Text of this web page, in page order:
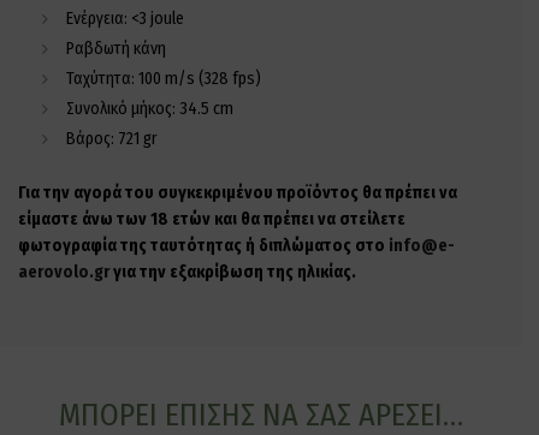
Ενέργεια: <3 joule
Ραβδωτή κάνη
Ταχύτητα: 100 m/s (328 fps)
Συνολικό μήκος: 34.5 cm
Βάρος: 721 gr
Για την αγορά του συγκεκριμένου προϊόντος θα πρέπει να
είμαστε άνω των 18 ετών και θα πρέπει να στείλετε
φωτογραφία της ταυτότητας ή διπλώματος στο info@e-
aerovolo.grγια την εξακρίβωση της ηλικίας.
ΜΠΟΡΕΊ ΕΠΊΣΗΣ ΝΑ ΣΑΣ ΑΡΈΣΕΙ…